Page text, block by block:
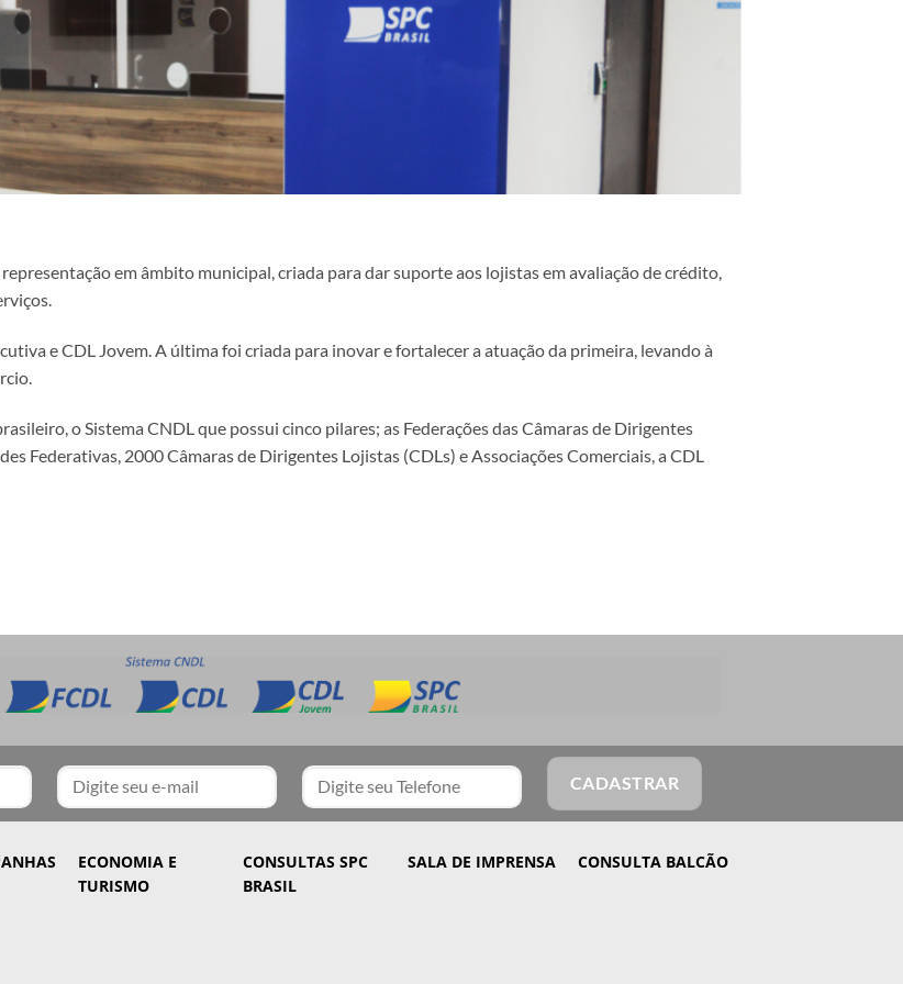
em âmbito municipal, criada para dar suporte aos lojistas em avaliação de crédito,
e CDL Jovem. A última foi criada para inovar e fortalecer a atuação da primeira, levando à
o Sistema CNDL que possui cinco pilares; as Federações das Câmaras de Dirigentes
Federativas, 2000 Câmaras de Dirigentes Lojistas (CDLs) e Associações Comerciais, a CDL
ECONOMIA E
TURISMO
CONSULTAS SPC
BRASIL
SALA DE IMPRENSA CONSULTA BALCÃO